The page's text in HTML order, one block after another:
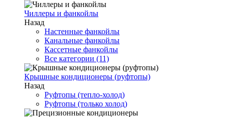
Чиллеры и фанкойлы
Назад
Настенные фанкойлы
Канальные фанкойлы
Кассетные фанкойлы
Все категории (11)
Крышные кондиционеры (руфтопы)
Назад
Руфтопы (тепло-холод)
Руфтопы (только холод)